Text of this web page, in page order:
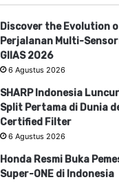
Discover the Evolution
Perjalanan Multi-
GIIAS 2026
6 Agustus 2026
SHARP Indonesia
Split Pertama di Dunia
Certified Filter
6 Agustus 2026
Honda Resmi Buka
Super-ONE di Indonesia